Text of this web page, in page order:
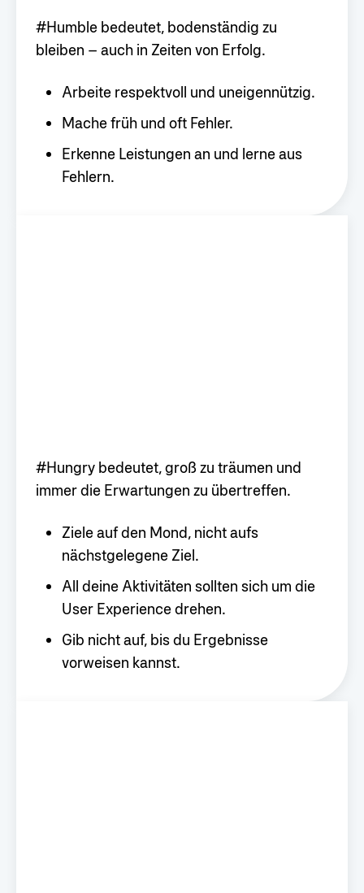
#Humble bedeutet, bodenständig zu
bleiben – auch in Zeiten von Erfolg.
Arbeite respektvoll und uneigennützig.
Mache früh und oft Fehler.
Erkenne Leistungen an und lerne aus
Fehlern.
#Hungry bedeutet, groß zu träumen und
immer die Erwartungen zu übertreffen.
Ziele auf den Mond, nicht aufs
nächstgelegene Ziel.
All deine Aktivitäten sollten sich um die
User Experience drehen.
Gib nicht auf, bis du Ergebnisse
vorweisen kannst.